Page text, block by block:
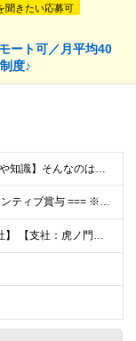
聞きたい応募可
ート可／月平均40
度♪
【前職の経験、今のスキルや知識】そんなのはどうでも良い！ 挑戦する人を歓迎する会社です。 ／ 挑戦する者を応援する会社 ーChallenge Yourselfー ＼ ＃未経験歓迎 ＃学歴不問 ＃
月給32万円＋賞与＋インセンティブ賞与 === ※研修期間中の給与 〇経験者（マーケティング・営業・対人業務経験者） ＞月給27万円 〇未経験 ＞月給25万円 ☆研修期間中であっても6ヶ月後業績
【池袋駅徒歩0分の東京本社】 【支社：虎ノ門、丸の内、銀座、新宿、渋谷、名古屋、大阪、博多】で募集スタート！ ※転勤はございません。 ☆東京本社 東京都豊島区西池袋1-11-1 メトロポリタンプラ